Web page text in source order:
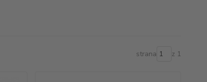
strana z 1